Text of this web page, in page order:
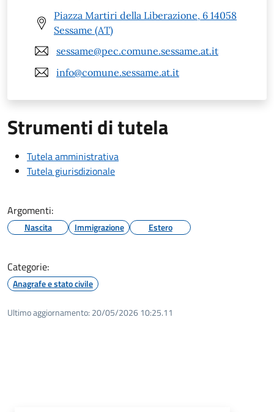
Piazza Martiri della Liberazione, 6 14058
Sessame (AT)
sessame@pec.comune.sessame.at.it
info@comune.sessame.at.it
Strumenti di tutela
Tutela amministrativa
Tutela giurisdizionale
Argomenti:
Nascita Immigrazione Estero
Categorie:
Anagrafe e stato civile
Ultimo aggiornamento: 20/05/2026 10:25.11